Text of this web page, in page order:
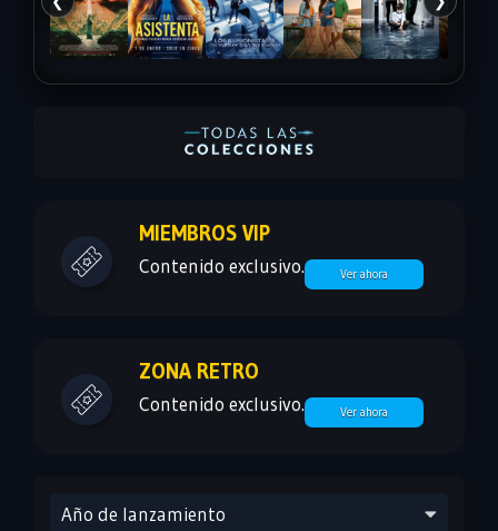
MIEMBROS VIP
Contenido exclusivo. Ver ahora
ZONA RETRO
Contenido exclusivo. Ver ahora
Año de lanzamiento